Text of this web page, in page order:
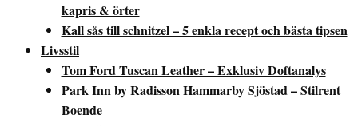
kapris & örter
Kall sås till schnitzel – 5 enkla recept och bästa tipsen
Livsstil
Tom Ford Tuscan Leather – Exklusiv Doftanalys
Park Inn by Radisson Hammarby Sjöstad – Stilrent
Boende